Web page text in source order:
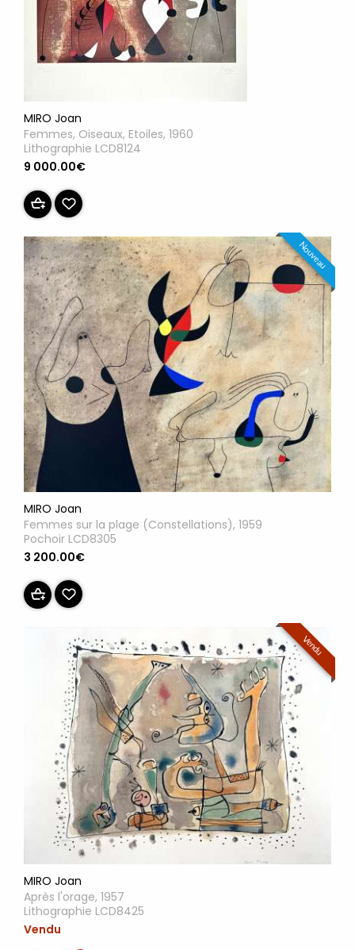
MIRO Joan
Femmes, Oiseaux, Etoiles, 1960
Lithographie LCD8124
9 000.00€
Nouveau
MIRO Joan
Femmes sur la plage (Constellations), 1959
Pochoir LCD8305
3 200.00€
Vendu
MIRO Joan
Après l'orage, 1957
Lithographie LCD8425
Vendu